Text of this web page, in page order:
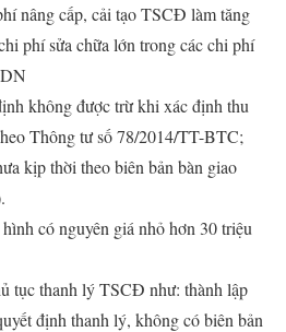
nâng cấp, cải tạo TSCĐ làm tăng
phí sửa chữa lớn trong các chi phí
không được trừ khi xác định thu
Thông tư số 78/2014/TT-BTC;
kịp thời theo biên bản bàn giao
có nguyên giá nhỏ hơn 30 triệu
tục thanh lý TSCĐ như: thành lập
định thanh lý, không có biên bản